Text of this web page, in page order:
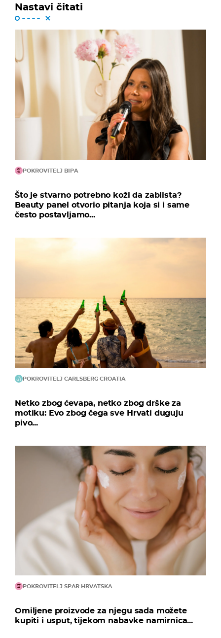
Nastavi čitati
POKROVITELJ BIPA
Što je stvarno potrebno koži da zablista?
Beauty panel otvorio pitanja koja si i same
često postavljamo...
POKROVITELJ CARLSBERG CROATIA
Netko zbog ćevapa, netko zbog drške za
motiku: Evo zbog čega sve Hrvati duguju
pivo...
POKROVITELJ SPAR HRVATSKA
Omiljene proizvode za njegu sada možete
kupiti i usput, tijekom nabavke namirnica...